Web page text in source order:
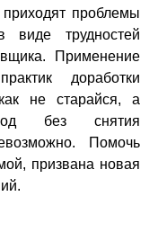
проблемы
виде трудностей
Применение
доработки
не старайся, а
без снятия
Помочь
призвана новая